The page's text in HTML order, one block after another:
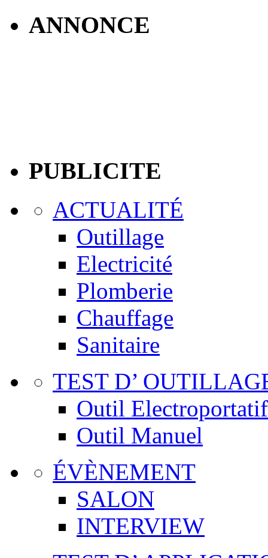
ANNONCE
PUBLICITE
ACTUALITÉ
Outillage
Electricité
Plomberie
Chauffage
Sanitaire
TEST D’
Outil Electroportatif
Outil Manuel
ÉVÈNEMENT
SALON
INTERVIEW